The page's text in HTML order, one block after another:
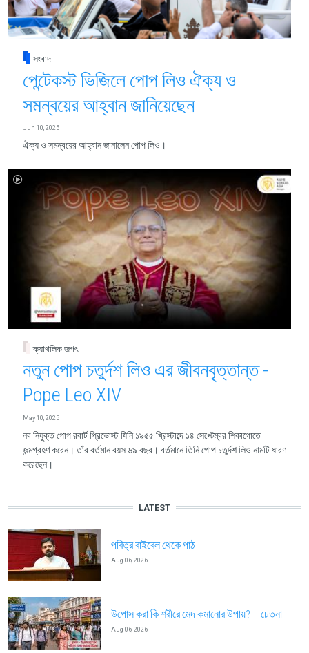
সংবাদ
পেন্টেকস্ট ভিজিলে পোপ লিও ঐক্য ও
সমন্বয়ের আহ্বান জানিয়েছেন
Jun 10, 2025
ঐক্য ও সমন্বয়ের আহ্বান জানালেন পোপ লিও।
ক্যাথলিক জগৎ
নতুন পোপ চতুর্দশ লিও এর জীবনবৃত্তান্ত -
Pope Leo XIV
May 10, 2025
নব নিযুক্ত পোপ রবার্ট প্রিভোস্ট যিনি ১৯৫৫ খ্রিস্টাব্দে ১৪ সেপ্টেম্বর শিকাগোতে
জন্মগ্রহণ করেন। তাঁর বর্তমান বয়স ৬৯ বছর। বর্তমানে তিনি পোপ চতুর্দশ লিও নামটি ধারণ
করেছেন।
LATEST
পবিত্র বাইবেল থেকে পাঠ
Aug 06, 2026
উপোস করা কি শরীরে মেদ কমানোর উপায়? – চেতনা
Aug 06, 2026